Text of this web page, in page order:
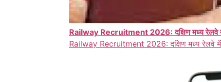
Railway Recruitment 2026: दक्षिण मध्य रेलवे में
Railway Recruitment 2026: दक्षिण मध्य रेलवे में